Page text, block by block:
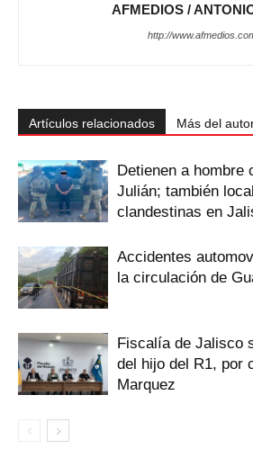
AFMEDIOS /
http://
Artículos relacionados Más del
Detienen a hombre
Julián; también
clandestinas en
Accidentes
la circulación de
Fiscalía de Jalisco
del hijo del R1, por
Marquez